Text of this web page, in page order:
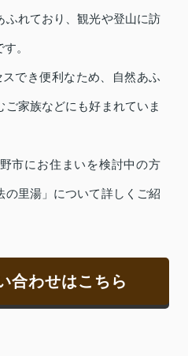
ふれており、観光や登山に訪
。
でき便利なため、自然あふ
家族などにも好まれていま
市にお住まいを検討中の方
の里湯」について詳しくご紹
合わせはこちら